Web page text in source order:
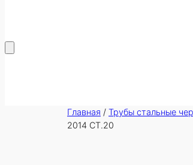
Главная / Трубы стальные
2014 СТ.20